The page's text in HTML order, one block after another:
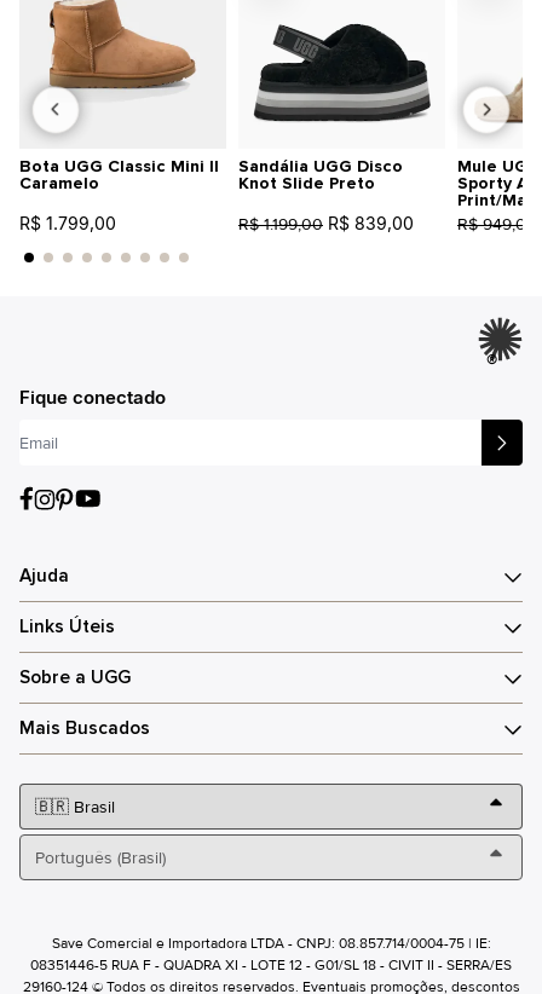
Bota UGG Classic Mini II
Caramelo
R$ 1.799,00
Sandália UGG Disco
Knot Slide Preto
R$ 1.199,00 R$ 839,00
Mule
Sporty
Print/
R$ 949,00
®
Fique conectado
Ajuda
Links Úteis
Sobre a UGG
Mais Buscados
Save Comercial e Importadora LTDA - CNPJ: 08.857.714/0004-75 | IE:
08351446-5 RUA F - QUADRA XI - LOTE 12 - G01/SL 18 - CIVIT II - SERRA/ES
29160-124 © Todos os direitos reservados. Eventuais promoções, descontos